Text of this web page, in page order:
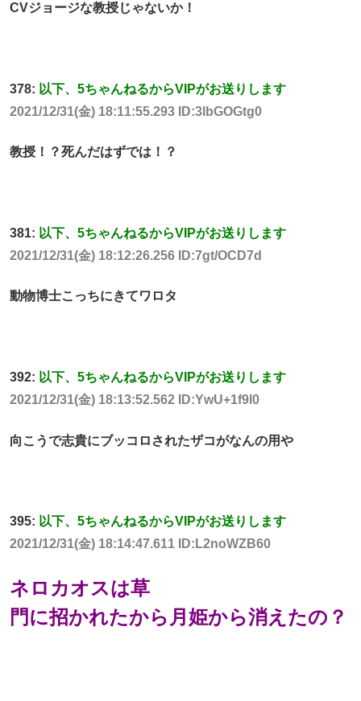
CVジョージな教授じゃないか！
378: 以下、5ちゃんねるからVIPがお送りします
2021/12/31(金) 18:11:55.293 ID:3lbGOGtg0
教授！？死んだはずでは！？
381: 以下、5ちゃんねるからVIPがお送りします
2021/12/31(金) 18:12:26.256 ID:7gt/OCD7d
動物博士こっちにきてワロタ
392: 以下、5ちゃんねるからVIPがお送りします
2021/12/31(金) 18:13:52.562 ID:YwU+1f9l0
向こうで志貴にブッコロされたザコがなんの用や
395: 以下、5ちゃんねるからVIPがお送りします
2021/12/31(金) 18:14:47.611 ID:L2noWZB60
ネロカオスは草
門に招かれたから月姫から消えたの？